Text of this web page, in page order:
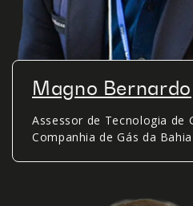
Magno Bernardo
Assessor de Tecnologia de
Companhia de Gás da Bahia